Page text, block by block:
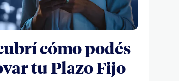
cómo podés
tu Plazo Fijo